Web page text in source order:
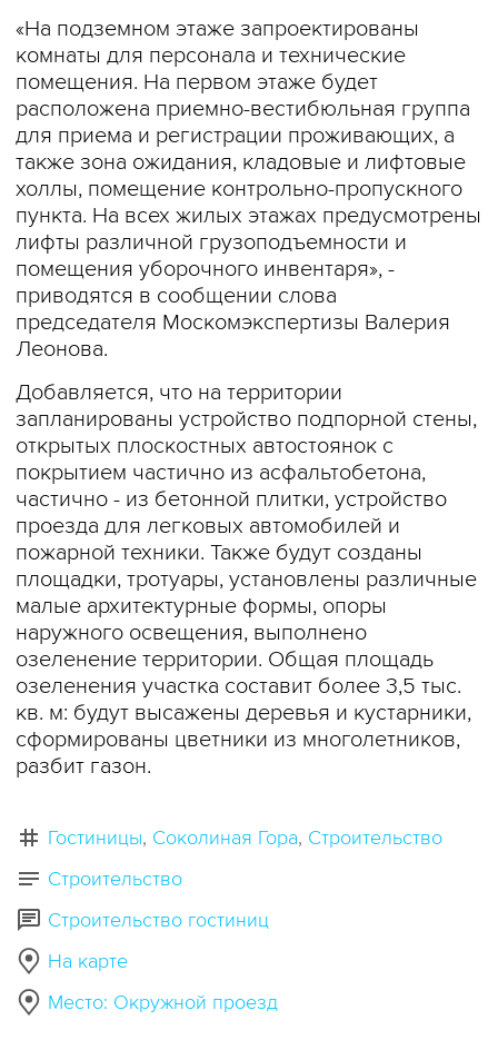
«На подземном этаже запроектированы
комнаты для персонала и технические
помещения. На первом этаже будет
расположена приемно-вестибюльная группа
для приема и регистрации проживающих, а
также зона ожидания, кладовые и лифтовые
холлы, помещение контрольно-пропускного
пункта. На всех жилых этажах предусмотрены
лифты различной грузоподъемности и
помещения уборочного инвентаря», -
приводятся в сообщении слова
председателя Москомэкспертизы Валерия
Леонова.
Добавляется, что на территории
запланированы устройство подпорной стены,
открытых плоскостных автостоянок с
покрытием частично из асфальтобетона,
частично - из бетонной плитки, устройство
проезда для легковых автомобилей и
пожарной техники. Также будут созданы
площадки, тротуары, установлены различные
малые архитектурные формы, опоры
наружного освещения, выполнено
озеленение территории. Общая площадь
озеленения участка составит более 3,5 тыс.
кв. м: будут высажены деревья и кустарники,
сформированы цветники из многолетников,
разбит газон.
Гостиницы Соколиная Гора Строительство
Строительство
Строительство гостиниц
На карте
Место: Окружной проезд